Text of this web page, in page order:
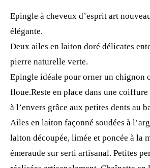
Epingle à cheveux d’esprit art
élégante.
Deux ailes en laiton doré délicates
pierre naturelle verte.
Epingle idéale pour orner un chignon
floue.Reste en place dans une
à l’envers grâce aux petites dents au
Ailes en laiton façonné soudées à
laiton découpée, limée et poncée à la
émeraude sur serti artisanal. Petites